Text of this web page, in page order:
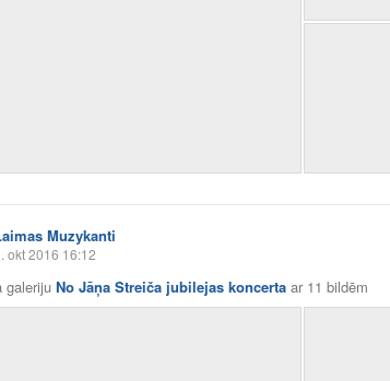
Muzykanti
okt 2016 16:12
galeriju No Jāņa Streiča jubilejas koncerta ar 11 bildēm